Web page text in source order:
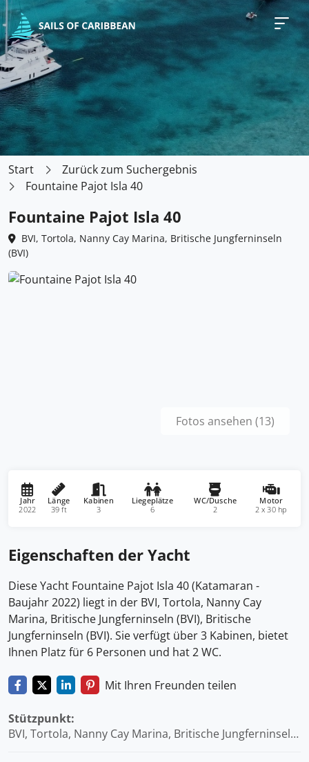
Start
Zurück zum Suchergebnis
Fountaine Pajot Isla 40
Fountaine Pajot Isla 40
BVI, Tortola, Nanny Cay Marina, Britische Jungferninseln
(BVI)
Fotos ansehen (13)
Jahr
2022
Länge
39 ft
Kabinen
3
Liegeplätze
6
WC/Dusche
2
Motor
2 x 30 hp
Eigenschaften der Yacht
Diese Yacht Fountaine Pajot Isla 40 (Katamaran -
Baujahr 2022) liegt in der BVI, Tortola, Nanny Cay
Marina, Britische Jungferninseln (BVI), Britische
Jungferninseln (BVI). Sie verfügt über 3 Kabinen, bietet
Ihnen Platz für 6 Personen und hat 2 WC.
Mit Ihren Freunden teilen
Stützpunkt:
BVI, Tortola, Nanny Cay Marina, Britische Jungferninseln